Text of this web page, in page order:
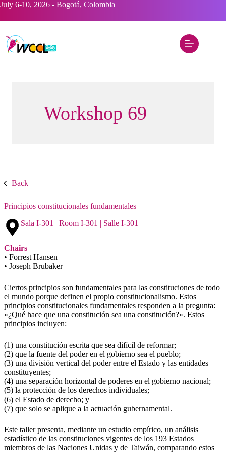
Saltar
contenido
July 6-10, 2026 - Bogotá, Colombia
Workshop 69
Back
Principios constitucionales fundamentales
Sala I-301 | Room I-301 | Salle I-301
Chairs
• Forrest Hansen
• Joseph Brubaker
Ciertos principios son fundamentales para las constituciones de todo
el mundo porque definen el propio constitucionalismo. Estos
principios constitucionales fundamentales responden a la pregunta:
«¿Qué hace que una constitución sea una constitución?». Estos
principios incluyen:
(1) una constitución escrita que sea difícil de reformar;
(2) que la fuente del poder en el gobierno sea el pueblo;
(3) una división vertical del poder entre el Estado y las entidades
constituyentes;
(4) una separación horizontal de poderes en el gobierno nacional;
(5) la protección de los derechos individuales;
(6) el Estado de derecho; y
(7) que solo se aplique a la actuación gubernamental.
Este taller presenta, mediante un estudio empírico, un análisis
estadístico de las constituciones vigentes de los 193 Estados
miembros de las Naciones Unidas y de Taiwán, comparando estos